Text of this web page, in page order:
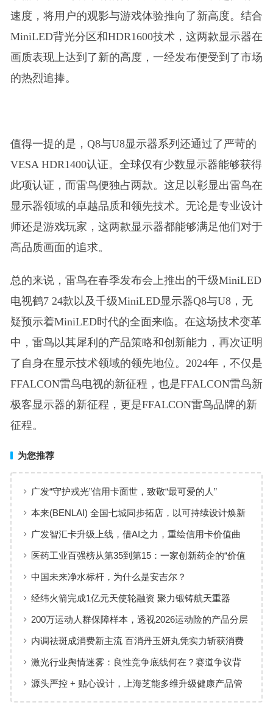
速度，将用户的观影与游戏体验推向了新高度。结合
MiniLED背光分区和HDR1600技术，这两款显示器在
画质表现上达到了新的高度，一经发布便受到了市场
的热烈追捧。
值得一提的是，Q8与U8显示器系列还通过了严苛的
VESA HDR1400认证。全球仅有少数显示器能够获得
此项认证，而雷鸟便独占两款。这足以彰显出雷鸟在
显示器领域的卓越品质和领先技术。无论是专业设计
师还是游戏玩家，这两款显示器都能够满足他们对于
高品质画面的追求。
总的来说，雷鸟在春季发布会上推出的千级MiniLED
电视鹤7 24款以及千级MiniLED显示器Q8与U8，无
疑预示着MiniLED时代的全面来临。在这场技术变革
中，雷鸟以其犀利的产品策略和创新能力，再次证明
了自身在显示技术领域的领先地位。2024年，不仅是
FFALCON雷鸟电视的新征程，也是FFALCON雷鸟新
极客显示器的新征程，更是FFALCON雷鸟品牌的新
征程。
为您推荐
广发“守护戎光”信用卡面世，致敬“最可爱的人”
本来(BENLAI) 全国七城同步拓店，以可持续设计焕新
品牌体验
广发智汇卡升级上线，借AI之力，重绘信用卡价值曲
线
医药工业百强榜从第35到第15：一家创新药企的“价值
增长”样本
中国未来净水标杆，为什么是安吉尔？
经纬火箭完成1亿元天使轮融资 聚力锻铸航天重器
200万运动人群保障样本，透视2026运动险的产品分层
与适配逻辑
内调祛斑成消费新主流 百消丹玉妍丸凭实力斩获消费
者认可
激光行业舆情迷雾：良性竞争底线何在？赛道争议背
后值得深思
源头严控 + 贴心设计，上海芝能多维升级健康产品管